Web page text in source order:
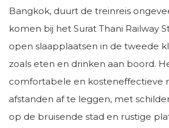
Bangkok, duurt de treinreis
komen bij het Surat Thani Railway
open slaapplaatsen in de tweede
zoals eten en drinken aan boord.
comfortabele en kosteneffectieve
afstanden af te leggen, met
op de bruisende stad en rustige